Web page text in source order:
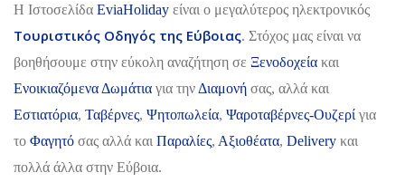
H Ιστοσελίδα EviaHoliday είναι ο μεγαλύτερος ηλεκτρονικός
Τουριστικός Οδηγός της Εύβοιας. Στόχος μας είναι να
βοηθήσουμε στην εύκολη αναζήτηση σε Ξενοδοχεία και
Ενοικιαζόμενα Δωμάτια για την Διαμονή σας, αλλά και
Εστιατόρια, Ταβέρνες, Ψητοπωλεία, Ψαροταβέρνες-Ουζερί για
το Φαγητό σας αλλά και Παραλίες, Αξιοθέατα, Delivery και
πολλά άλλα στην Εύβοια.